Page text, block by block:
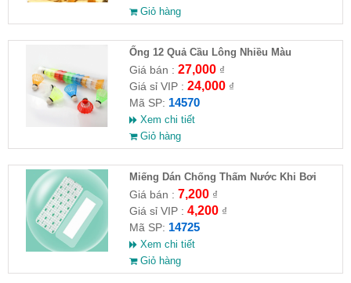
Giỏ hàng
Ống 12 Quả Cầu Lông Nhiều Màu
Giá bán : 27,000₫
Giá sỉ VIP : 24,000₫
Mã SP: 14570
Xem chi tiết
Giỏ hàng
Miếng Dán Chống Thấm Nước Khi Bơi
Giá bán : 7,200₫
Giá sỉ VIP : 4,200₫
Mã SP: 14725
Xem chi tiết
Giỏ hàng